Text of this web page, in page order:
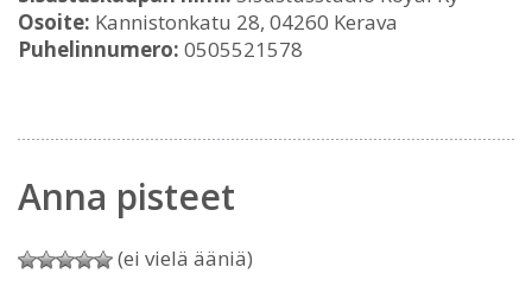
Osoite: Kannistonkatu 28, 04260 Kerava
Puhelinnumero: 0505521578
Anna pisteet
(ei vielä ääniä)